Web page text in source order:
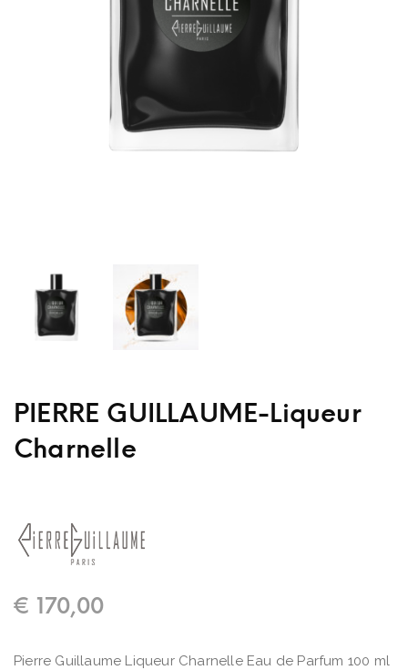
PIERRE GUILLAUME-Liqueur
Charnelle
€ 170,00
Pierre Guillaume Liqueur Charnelle Eau de Parfum 100 ml